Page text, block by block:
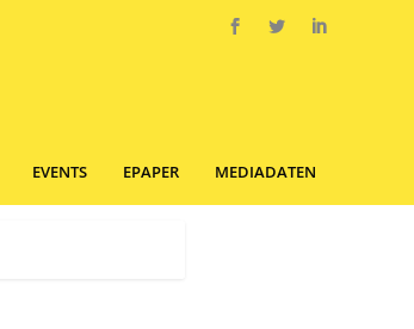
EVENTS EPAPER MEDIADATEN